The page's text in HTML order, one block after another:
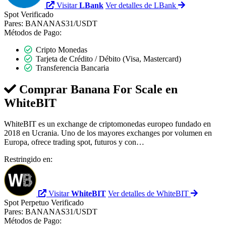
VisitarLBank Ver detalles de LBank
Spot Verificado
Pares: BANANAS31/USDT
Métodos de Pago:
Cripto Monedas
Tarjeta de Crédito / Débito (Visa, Mastercard)
Transferencia Bancaria
Comprar Banana For Scale en
WhiteBIT
WhiteBIT es un exchange de criptomonedas europeo fundado en
2018 en Ucrania. Uno de los mayores exchanges por volumen en
Europa, ofrece trading spot, futuros y con…
Restringido en:
VisitarWhiteBIT Ver detalles de WhiteBIT
Spot Perpetuo Verificado
Pares: BANANAS31/USDT
Métodos de Pago: